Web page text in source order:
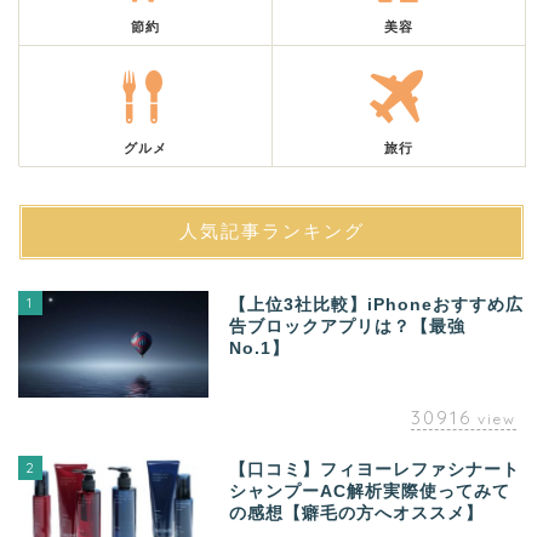
節約 美容
グルメ 旅行
人気記事ランキング
1
【上位3社比較】iPhoneおすすめ広
告ブロックアプリは？【最強
No.1】
30916 view
2
【口コミ】フィヨーレファシナート
シャンプーAC解析実際使ってみて
の感想【癖毛の方へオススメ】